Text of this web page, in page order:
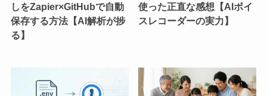
しをZapier×GitHubで自動
保存する方法【AI解析が捗
る】
使った正直な感想【AIボイ
スレコーダーの実力】